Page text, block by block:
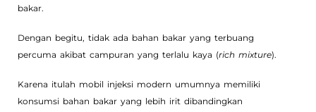
bakar.
Dengan begitu, tidak ada bahan bakar yang terbuang
percuma akibat campuran yang terlalu kaya (rich mixture).
Karena itulah mobil injeksi modern umumnya memiliki
konsumsi bahan bakar yang lebih irit dibandingkan